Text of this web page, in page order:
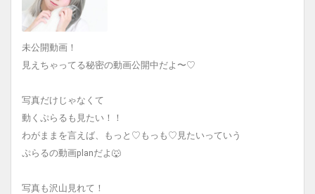
未公開動画！
見えちゃってる秘密の動画公開中だよ〜♡
写真だけじゃなくて
動くぷらるも見たい！！
わがままを言えば、もっと♡もっも♡見たいっていう
ぷらるの動画planだよ🐺
写真も沢山見れて！